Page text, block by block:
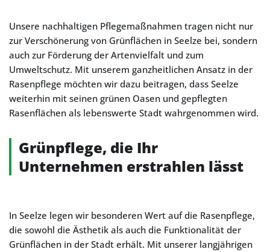
Unsere nachhaltigen Pflegemaßnahmen tragen nicht nur
zur Verschönerung von Grünflächen in Seelze bei, sondern
auch zur Förderung der Artenvielfalt und zum
Umweltschutz. Mit unserem ganzheitlichen Ansatz in der
Rasenpflege möchten wir dazu beitragen, dass Seelze
weiterhin mit seinen grünen Oasen und gepflegten
Rasenflächen als lebenswerte Stadt wahrgenommen wird.
Grünpflege, die Ihr
Unternehmen erstrahlen lässt
In Seelze legen wir besonderen Wert auf die Rasenpflege,
die sowohl die Ästhetik als auch die Funktionalität der
Grünflächen in der Stadt erhält. Mit unserer langjährigen